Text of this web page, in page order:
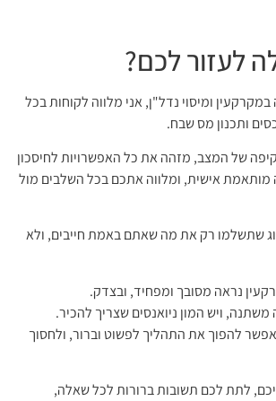
לעזור לכם?
ומיסוי נדל"ן, אני מלווה לקוחות בכל
ותכנון מס שבח.
של המצב, מזהה את כל האפשרויות לחיסכון
מותאמת אישית, ומלווה אתכם בכל השלבים מול
שתשלמו רק את מה שאתם באמת חייבים, ולא
נראה מסובך ומפחיד, ובצדק.
ויש המון ניואנסים שצריך להכיר.
אפשר להפוך את התהליך לפשוט וברור, ולחסוך
לתת לכם תשובות ברורות לכל שאלה,